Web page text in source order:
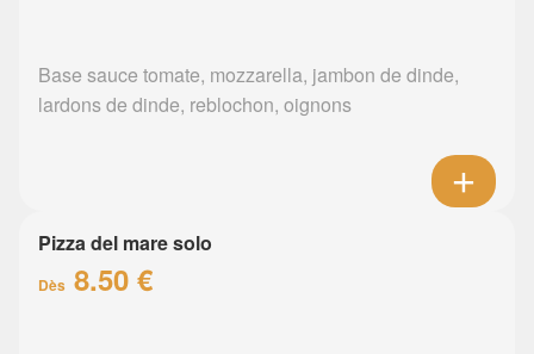
Base sauce tomate, mozzarella, jambon de dinde,
lardons de dinde, reblochon, oignons
Pizza del mare solo
Dès 8.50 €